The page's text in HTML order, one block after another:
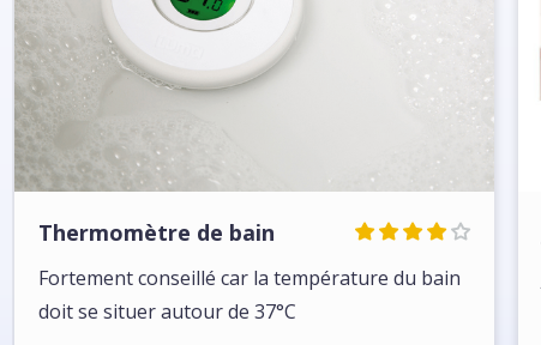
Thermomètre de bain
Fortement conseillé car la température du bain
doit se situer autour de 37°C